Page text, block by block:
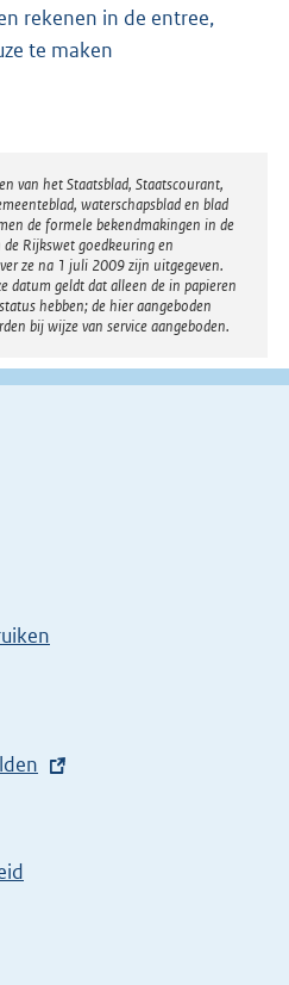
rekenen in de entree,
te maken
van het Staatsblad, Staatscourant,
waterschapsblad en blad
de formele bekendmakingen in de
Rijkswet goedkeuring en
ze na 1 juli 2009 zijn uitgegeven.
datum geldt dat alleen de in papieren
hebben; de hier aangeboden
bij wijze van service aangeboden.